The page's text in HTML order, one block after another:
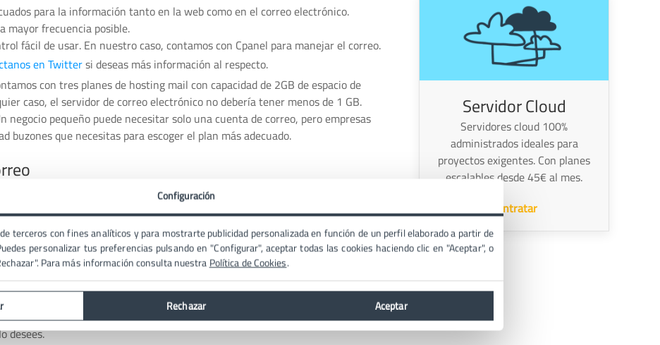
para la información tanto en la web como en el correo electrónico.
mayor frecuencia posible.
fácil de usar. En nuestro caso, contamos con Cpanel para manejar el correo.
en Twittersi deseas más información al respecto.
con tres planes de hosting mail con capacidad de 2GB de espacio de
caso, el servidor de correo electrónico no debería tener menos de 1 GB.
negocio pequeño puede necesitar solo una cuenta de correo, pero empresas
buzones que necesitas para escoger el plan más adecuado.
solo debes iniciar sesión en el hosting e ir a la sección “Correo” o “Email”. El
pero será fácil de identificar. Una vez dentro de la sección, creas las cuentas
colocando el nombre de usuario y la contraseña. Con estos mismos datos
la URL del webmail. Una vez que accedas a la dirección de correo con tu
desees.
Servidor Cloud
Servidores cloud 100%
administrados ideales para
proyectos exigentes. Con planes
escalables desde 45€ al mes.
Contratar
Configuración
terceros con fines analíticos y para mostrarte publicidad personalizada en función de un perfil elaborado a partir de
personalizar tus preferencias pulsando en "Configurar", aceptar todas las cookies haciendo clic en "Aceptar", o
Para más información consulta nuestraPolítica de Cookies.
Rechazar Aceptar